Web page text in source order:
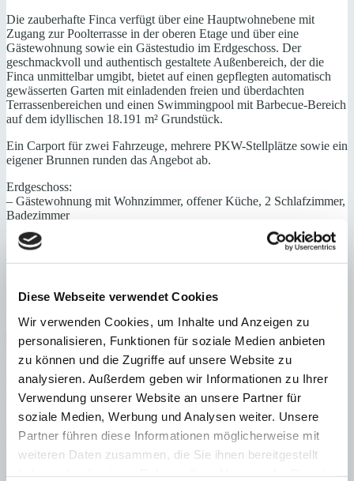
Diese Webseite verwendet Cookies
Wir verwenden Cookies, um Inhalte und Anzeigen zu
personalisieren, Funktionen für soziale Medien anbieten
zu können und die Zugriffe auf unsere Website zu
analysieren. Außerdem geben wir Informationen zu Ihrer
Verwendung unserer Website an unsere Partner für
soziale Medien, Werbung und Analysen weiter. Unsere
Partner führen diese Informationen möglicherweise mit
weiteren Daten zusammen, die Sie ihnen bereitgestellt
Die zauberhafte Finca verfügt über eine Hauptwohnebene mit
Zugang zur Poolterrasse in der oberen Etage und über eine
Gästewohnung sowie ein Gästestudio im Erdgeschoss. Der
geschmackvoll und authentisch gestaltete Außenbereich, der die
Finca unmittelbar umgibt, bietet auf einen gepflegten automatisch
gewässerten Garten mit einladenden freien und überdachten
Terrassenbereichen und einen Swimmingpool mit Barbecue-Bereich
auf dem idyllischen 18.191 m² Grundstück.
Ein Carport für zwei Fahrzeuge, mehrere PKW-Stellplätze sowie ein
eigener Brunnen runden das Angebot ab.
Erdgeschoss:
– Gästewohnung mit Wohnzimmer, offener Küche, 2 Schlafzimmer,
Badezimmer
– Gästestudio mit Wohnzimmer, Kitchenette, Schlafzimmer,
Badezimmer
Wohn-/ Esszimmer, Küche, 2 Schlafzimmer mit Bad en Suite, freie
gepflegt
Ländlich Swimmingpool
Abstellraum
Fußbodenheizung
Energieeffizienz
E